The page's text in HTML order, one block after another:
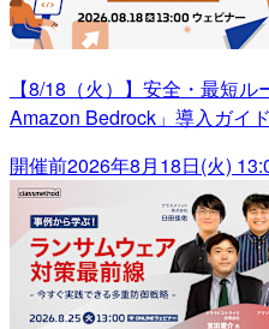
【8/18（火）】安全・最短
Amazon Bedrock」導入ガイド
開催前2026年8月18日(火)